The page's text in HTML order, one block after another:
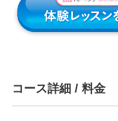
コース詳細 / 料金